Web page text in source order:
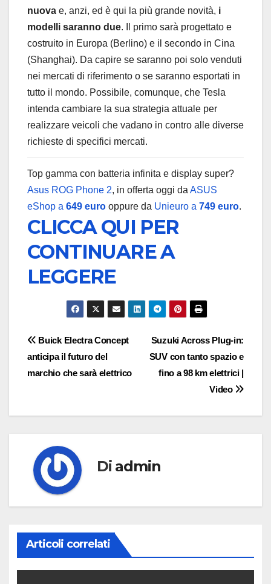
nuova e, anzi, ed è qui la più grande novità, i
modelli saranno due. Il primo sarà progettato e
costruito in Europa (Berlino) e il secondo in Cina
(Shanghai). Da capire se saranno poi solo venduti
nei mercati di riferimento o se saranno esportati in
tutto il mondo. Possibile, comunque, che Tesla
intenda cambiare la sua strategia attuale per
realizzare veicoli che vadano in contro alle diverse
richieste di specifici mercati.
Top gamma con batteria infinita e display super?
Asus ROG Phone 2, in offerta oggi daASUS
eShop a 649 euro oppure da Unieuro a 749 euro.
CLICCA QUI PER
CONTINUARE A
LEGGERE
Navigazione
articoli
Suzuki Across Plug-in:
SUV con tanto spazio e
fino a 98 km elettrici |
Video
Buick Electra Concept
anticipa il futuro del
marchio che sarà elettrico
Di admin
Articoli correlati